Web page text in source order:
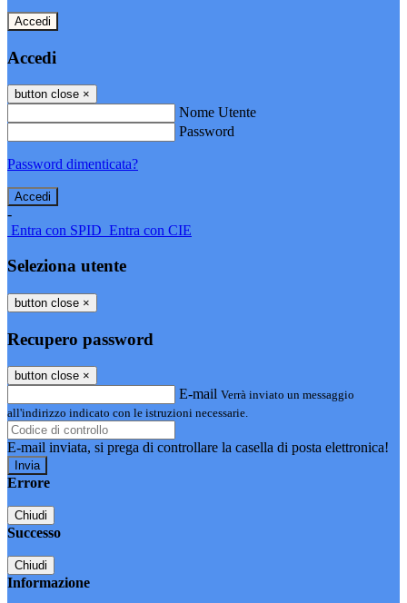
Accedi
Accedi
button close ×
Nome Utente
Password
Password dimenticata?
-
Entra con SPID Entra con CIE
Seleziona utente
button close ×
Recupero password
button close ×
E-mail Verrà inviato un messaggio
all'indirizzo indicato con le istruzioni necessarie.
E-mail inviata, si prega di controllare la casella di posta elettronica!
Errore
Chiudi
Successo
Chiudi
Informazione